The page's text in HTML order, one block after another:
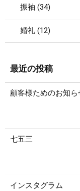
振袖 (34)
婚礼 (12)
最近の投稿
顧客様ためのお知
七五三
インスタグラム